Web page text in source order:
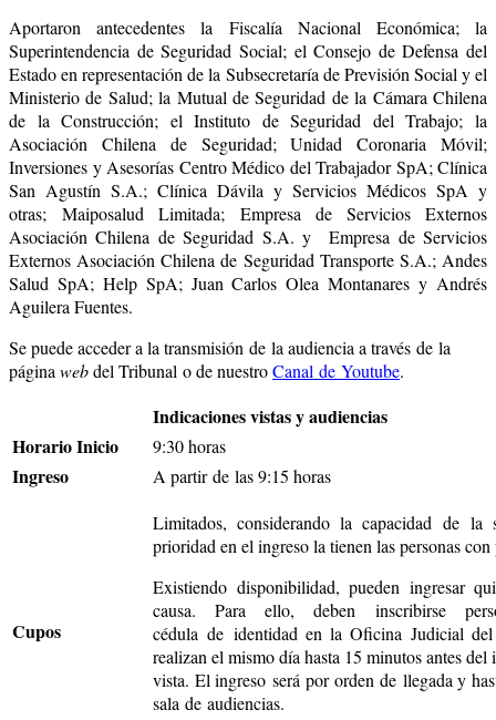
Aportaron antecedentes la Fiscalía Nacional Económica; la
Superintendencia de Seguridad Social; el Consejo de Defensa del
Estado en representación de la Subsecretaría de Previsión Social y el
Ministerio de Salud; la Mutual de Seguridad de la Cámara Chilena
de la Construcción; el Instituto de Seguridad del Trabajo; la
Asociación Chilena de Seguridad; Unidad Coronaria Móvil;
Inversiones y Asesorías Centro Médico del Trabajador SpA; Clínica
San Agustín S.A.; Clínica Dávila y Servicios Médicos SpA y
otras; Maiposalud Limitada; Empresa de Servicios Externos
Asociación Chilena de Seguridad S.A. y Empresa de Servicios
Externos Asociación Chilena de Seguridad Transporte S.A.; Andes
Salud SpA; Help SpA; Juan Carlos Olea Montanares y Andrés
Aguilera Fuentes.
Se puede acceder a la transmisión de la audiencia a través de la
páginawebdel Tribunal o de nuestroCanal de Youtube.
Indicaciones vistas y audiencias
Horario Inicio
9:30 horas
Ingreso A partir de las 9:15 horas
Cupos
Limitados, considerando la capacidad de
prioridad en el ingreso la tienen las personas con
Existiendo disponibilidad, pueden ingresar
causa. Para ello, deben inscribirse
cédula de identidad en la Oficina Judicial
realizan el mismo día hasta 15 minutos antes
vista. El ingreso será por orden de llegada y
sala de audiencias.